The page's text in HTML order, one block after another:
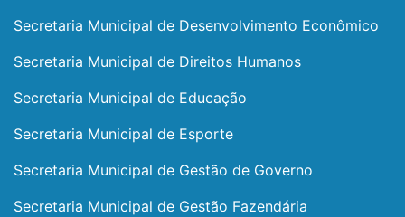
Secretaria Municipal de Desenvolvimento Econômico
Secretaria Municipal de Direitos Humanos
Secretaria Municipal de Educação
Secretaria Municipal de Esporte
Secretaria Municipal de Gestão de Governo
Secretaria Municipal de Gestão Fazendária